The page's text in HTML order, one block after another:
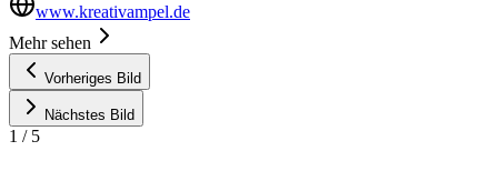
www.kreativampel.de
Mehr sehen
Vorheriges Bild
Nächstes Bild
1 / 5